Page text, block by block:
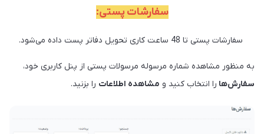
سفارشات پستی:
سفارشات پستی تا 48 ساعت کاری تحویل دفاتر پست داده می‌شود.
به منظور مشاهده شماره مرسوله مرسولات پستی از پنل کاربری خود،
سفارش‌ها را انتخاب کنید و مشاهده اطلاعات را بزنید.